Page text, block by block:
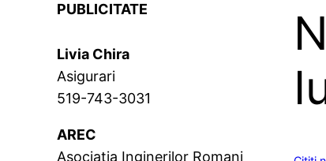
PUBLICITATE
Livia Chira
Asigurari
519-743-3031
AREC
Asociatia Inginerilor Romani